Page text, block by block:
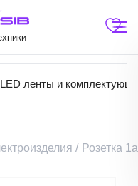
LED ленты и
/ Розетка